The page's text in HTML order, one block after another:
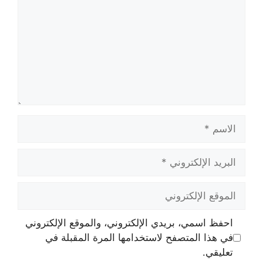
الاسم
البريد
الإلكتروني
الموقع
الإلكتروني
احفظ اسمي، بريدي الإلكتروني، والموقع الإلكتروني
في هذا المتصفح لاستخدامها المرة المقبلة في
تعليقي.